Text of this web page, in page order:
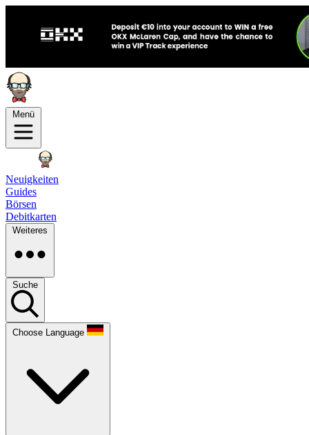
Menü
Neuigkeiten
Guides
Börsen
Debitkarten
Weiteres
Suche
Choose Language